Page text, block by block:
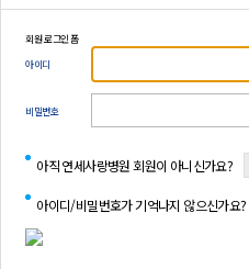
회원 로그인 폼
아이디
비밀번호
아직 연세사랑병원 회원이 아니신가요?
아이디/비밀번호가 기억나지 않으신가요?